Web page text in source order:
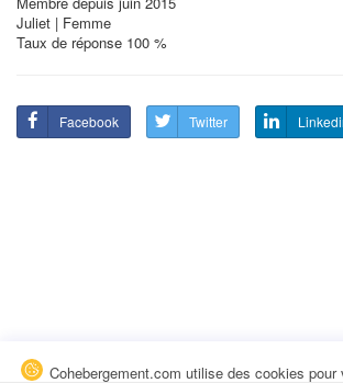
Juliet | Femme
Taux de réponse 100 %
Facebook Twitter
Cohebergement.com utilise des cookies pour